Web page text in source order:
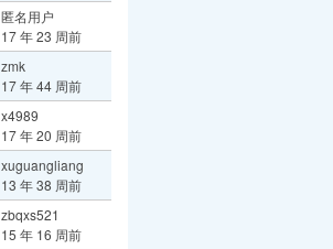
匿名用户
17 年 23 周前
zmk
17 年 44 周前
x4989
17 年 20 周前
xuguangliang
13 年 38 周前
zbqxs521
15 年 16 周前